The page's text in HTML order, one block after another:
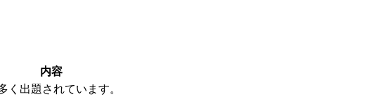
内容
出題されています。